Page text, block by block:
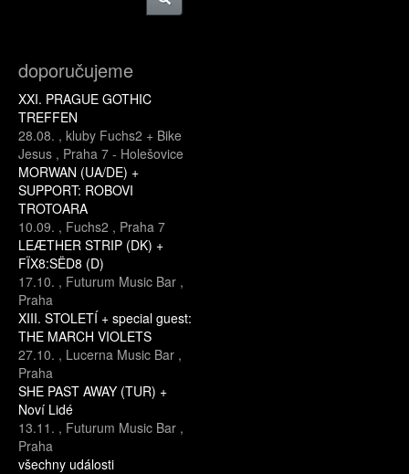
doporučujeme
XXI. PRAGUE GOTHIC
TREFFEN
28.08. , kluby Fuchs2 + Bike
Jesus , Praha 7 - Holešovice
MORWAN (UA/DE) +
SUPPORT: ROBOVI
TROTOARA
10.09. , Fuchs2 , Praha 7
LEÆTHER STRIP (DK) +
FÏX8:SËD8 (D)
17.10. , Futurum Music Bar ,
Praha
XIII. STOLETÍ + special guest:
THE MARCH VIOLETS
27.10. , Lucerna Music Bar ,
Praha
SHE PAST AWAY (TUR) +
Noví Lidé
13.11. , Futurum Music Bar ,
Praha
všechny události